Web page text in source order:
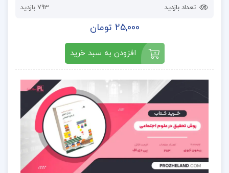
تعداد بازدید 793 بازدید
25,000 تومان
افزودن به سبد خرید